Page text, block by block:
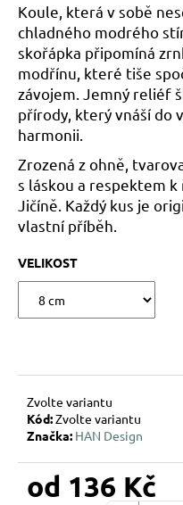
Koule, která v sobě
chladného modrého
skořápka připomíná
modřínu, které tiše
závojem. Jemný reliéf
přírody, který vnáší do
harmonii.
Zrozená z ohně,
s láskou a respektem
Jičíně. Každý kus je
vlastní příběh.
VELIKOST
Zvolte variantu
Kód:Zvolte variantu
Značka: HAN Design
od 136 Kč
D
o
p
o
r
u
č
u
j
m
e
HAN
DESIGN
58
Kč